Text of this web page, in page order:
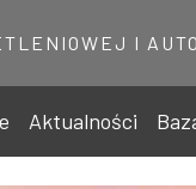
I
Aktualności